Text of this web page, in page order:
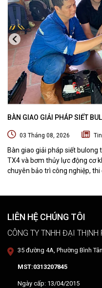
BÀN GIAO GIẢI PHÁP SIẾT
NGHIỆP CHUYÊN BẢO TRÌ VÀ
03 Tháng 08, 2026
Bàn giao giải pháp siết bulong
TX4 và bơm thủy lực động cơ
chuyên bảo trì công nghiệp,
LIÊN HỆ CHÚNG TÔI
CÔNG TY TNHH ĐẠI THỊNH
35 đường 4A, Phường Bình
MST:0313207845
Ngày cấp: 13/04/2015